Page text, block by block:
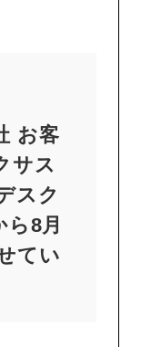
お客
サス
スク
8月
てい